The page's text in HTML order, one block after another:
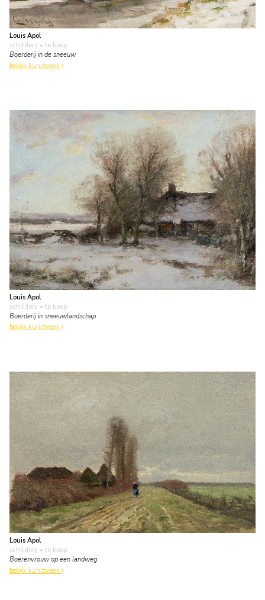
Louis Apol
schilderij • te koop
Boerderij in de sneeuw
bekijk kunstwerk
Louis Apol
schilderij • te koop
Boerderij in sneeuwlandschap
bekijk kunstwerk
Louis Apol
schilderij • te koop
Boerenvrouw op een landweg
bekijk kunstwerk